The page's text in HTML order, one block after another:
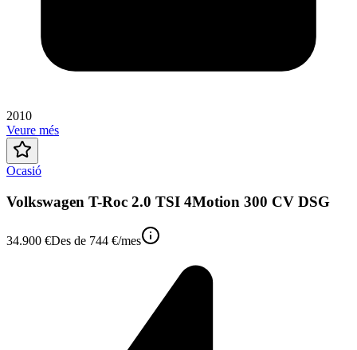
2010
Veure més
Ocasió
Volkswagen T-Roc 2.0 TSI 4Motion 300 CV DSG
34.900 €Des de 744 €/mes